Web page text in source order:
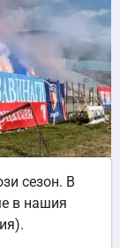
сезон. В
в нашия